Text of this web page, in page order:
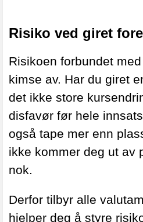
Risiko ved giret
Risikoen forbundet
kimse av. Har du giret
det ikke store
disfavør før hele
også tape mer enn
ikke kommer deg ut av
nok.
Derfor tilbyr alle
hjelper deg å styre